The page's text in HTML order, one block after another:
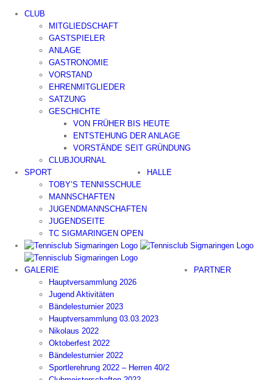
Inhalt
CLUB
MITGLIEDSCHAFT
GASTSPIELER
ANLAGE
GASTRONOMIE
VORSTAND
EHRENMITGLIEDER
SATZUNG
GESCHICHTE
VON FRÜHER BIS HEUTE
ENTSTEHUNG DER ANLAGE
VORSTÄNDE SEIT GRÜNDUNG
CLUBJOURNAL
SPORT
TOBY’S TENNISSCHULE
MANNSCHAFTEN
JUGENDMANNSCHAFTEN
JUGENDSEITE
TC SIGMARINGEN OPEN
HALLE
GALERIE
Hauptversammlung 2026
Jugend Aktivitäten
Bändelesturnier 2023
Hauptversammlung 03.03.2023
Nikolaus 2022
Oktoberfest 2022
Bändelesturnier 2022
Sportlerehrung 2022 – Herren 40/2
PARTNER